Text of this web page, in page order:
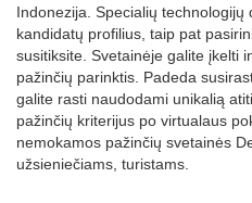
Indonezija. Specialių
kandidatų profilius, taip pat
susitiksite. Svetainėje galite įkelti
pažinčių parinktis. Padeda
galite rasti naudodami unikalią
pažinčių kriterijus po virtualaus
nemokamos pažinčių svetainės
užsieniečiams, turistams.